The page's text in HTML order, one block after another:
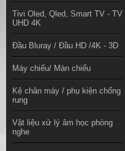
Tivi Oled, Qled, Smart TV - TV
UHD 4K
Đầu Bluray / Đầu HD /4K - 3D
Máy chiếu/ Màn chiếu
Kệ chân máy / phụ kiện chống
rung
Vật liệu xử lý âm học phòng
nghe